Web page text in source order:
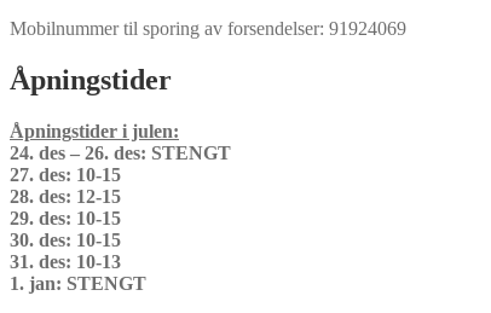
Mobilnummer til sporing av forsendelser: 91924069
Åpningstider
Åpningstider i julen:
24. des – 26. des: STENGT
27. des: 10-15
28. des: 12-15
29. des: 10-15
30. des: 10-15
31. des: 10-13
1. jan: STENGT